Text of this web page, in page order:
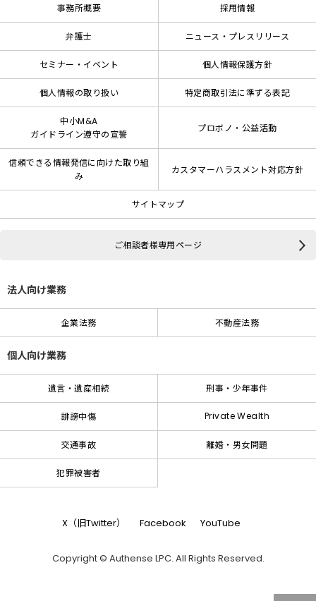
事務所概要 採用情報
弁護士 ニュース・プレスリリース
セミナー・イベント 個人情報保護方針
個人情報の取り扱い 特定商取引法に準ずる表記
中小M&A
ガイドライン遵守の宣誓
プロボノ・公益活動
信頼できる情報発信に向けた取り組
み
カスタマーハラスメント対応方針
サイトマップ
ご相談者様専用ページ
法人向け業務
企業法務 不動産法務
個人向け業務
遺言・遺産相続 刑事・少年事件
誹謗中傷 Private Wealth
交通事故 離婚・男女問題
犯罪被害者
X（旧Twitter） Facebook YouTube
Copyright © Authense LPC. All Rights Reserved.